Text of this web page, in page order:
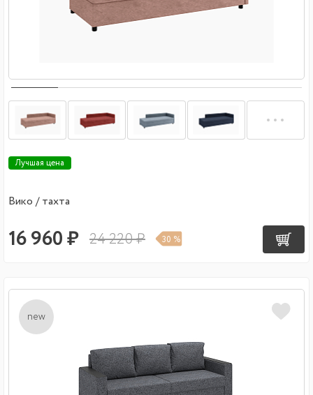
Лучшая цена
Вико / тахта
16 960 ₽ 24 220 ₽ 30 %
new